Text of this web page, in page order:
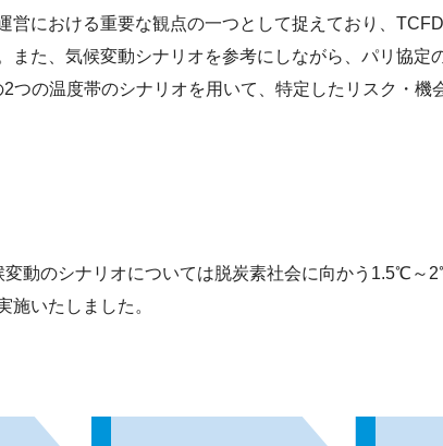
における重要な観点の一つとして捉えており、
た、気候変動シナリオを参考にしながら、パリ協
の温度帯のシナリオを用いて、特定したリスク・機
動のシナリオについては脱炭素社会に向かう1.5℃
施いたしました。